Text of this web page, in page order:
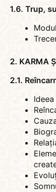
1.6. Trup,
2. KARMA
2.1.